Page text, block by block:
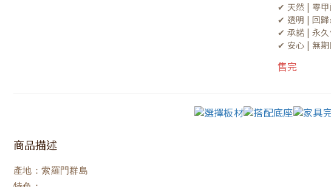
✔ 天然 | 零甲
✔ 透明 | 回歸
✔ 承諾 | 永
✔ 安心 | 無
售完
商品描述
產地：索羅門群島